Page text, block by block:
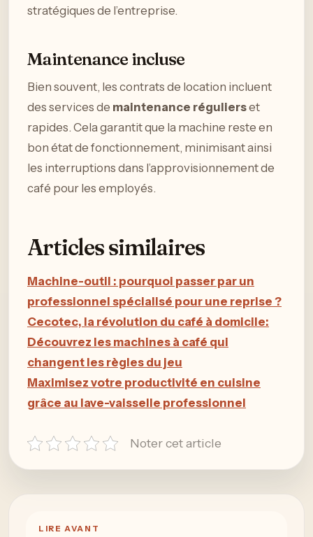
stratégiques de l’entreprise.
Maintenance incluse
Bien souvent, les contrats de location incluent
des services de maintenance régulierset
rapides. Cela garantit que la machine reste en
bon état de fonctionnement, minimisant ainsi
les interruptions dans l’approvisionnement de
café pour les employés.
Articles similaires
Machine-outil : pourquoi passer par un
professionnel spécialisé pour une reprise ?
Cecotec, la révolution du café à domicile:
Découvrez les machines à café qui
changent les règles du jeu
Maximisez votre productivité en cuisine
grâce au lave-vaisselle professionnel
Noter cet article
LIRE AVANT